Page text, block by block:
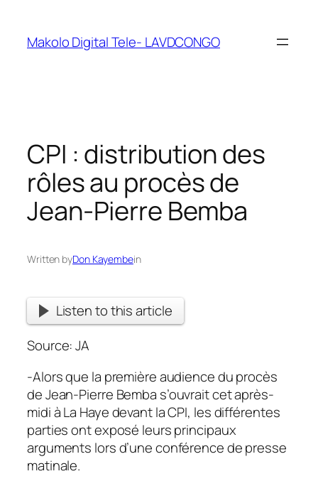
Makolo Digital Tele- LAVDCONGO
CPI : distribution des
rôles au procès de
Jean-Pierre Bemba
Written byDon Kayembein
Listen to this article
Source: JA
-Alors que la première audience du procès
de Jean-Pierre Bemba s’ouvrait cet après-
midi à La Haye devant la CPI, les différentes
parties ont exposé leurs principaux
arguments lors d’une conférence de presse
matinale.